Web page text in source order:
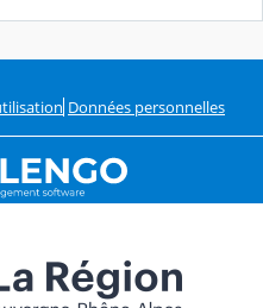
Données personnelles